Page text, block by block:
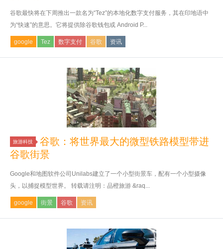
谷歌最快将在下周推出一款名为“Tez”的本地化数字支付服务，其在印地语中
为“快速”的意思。它将提供除谷歌钱包或 Android P...
google Tez 数字支付 谷歌 资讯
旅游科技
谷歌：将世界最大的微型铁路模型带进
谷歌街景
Google和地图软件公司Unilabs建立了一个小型街景车，配有一个小型摄像
头，以捕捉模型世界。 转载请注明：品橙旅游 &raq...
google 街景 谷歌 资讯